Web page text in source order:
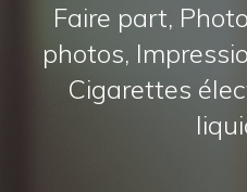
Faire part,
photos,
Cigarettes